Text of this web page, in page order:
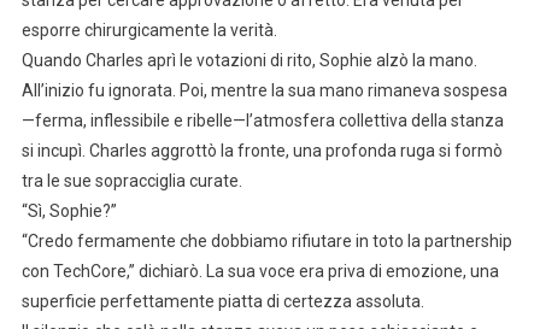
esporre chirurgicamente la verità.
Quando Charles aprì le votazioni di rito, Sophie alzò la mano.
All’inizio fu ignorata. Poi, mentre la sua mano rimaneva sospesa
—ferma, inflessibile e ribelle—l’atmosfera collettiva della stanza
si incupì. Charles aggrottò la fronte, una profonda ruga si formò
tra le sue sopracciglia curate.
“Sì, Sophie?”
“Credo fermamente che dobbiamo rifiutare in toto la partnership
con TechCore,” dichiarò. La sua voce era priva di emozione, una
superficie perfettamente piatta di certezza assoluta.